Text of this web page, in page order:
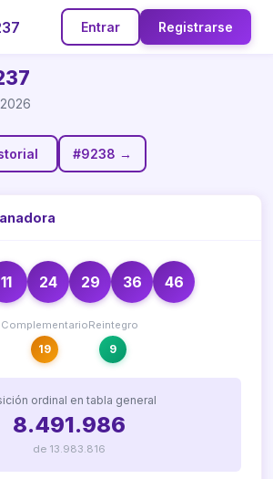
Entrar Registrarse
#9238 →
11 24 29 36 46
Complementario
19
Reintegro
9
ordinal en tabla general
8.491.986
de 13.983.816